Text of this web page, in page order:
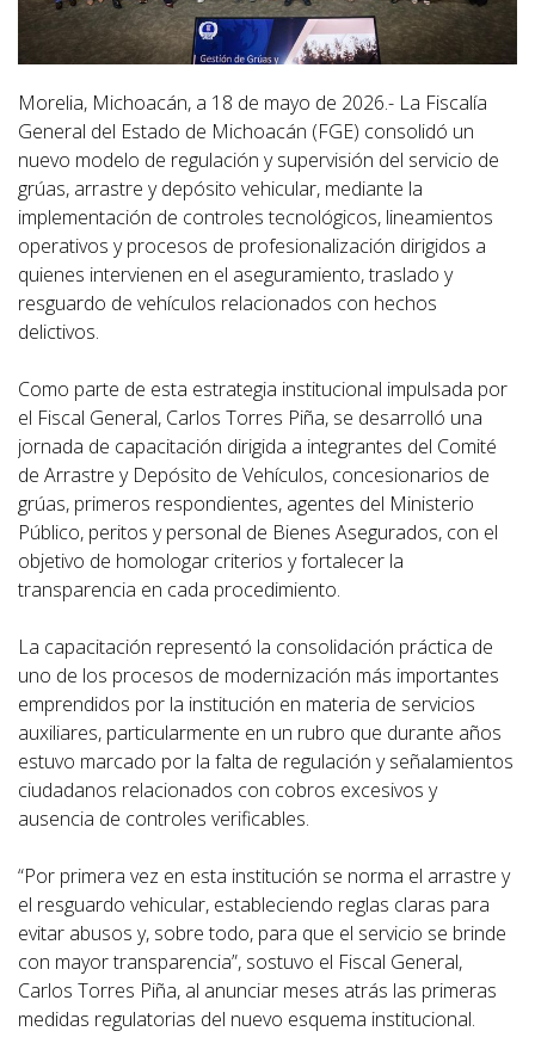
Morelia, Michoacán, a 18 de mayo de 2026.- La Fiscalía
General del Estado de Michoacán (FGE) consolidó un
nuevo modelo de regulación y supervisión del servicio de
grúas, arrastre y depósito vehicular, mediante la
implementación de controles tecnológicos, lineamientos
operativos y procesos de profesionalización dirigidos a
quienes intervienen en el aseguramiento, traslado y
resguardo de vehículos relacionados con hechos
delictivos.
Como parte de esta estrategia institucional impulsada por
el Fiscal General, Carlos Torres Piña, se desarrolló una
jornada de capacitación dirigida a integrantes del Comité
de Arrastre y Depósito de Vehículos, concesionarios de
grúas, primeros respondientes, agentes del Ministerio
Público, peritos y personal de Bienes Asegurados, con el
objetivo de homologar criterios y fortalecer la
transparencia en cada procedimiento.
La capacitación representó la consolidación práctica de
uno de los procesos de modernización más importantes
emprendidos por la institución en materia de servicios
auxiliares, particularmente en un rubro que durante años
estuvo marcado por la falta de regulación y señalamientos
ciudadanos relacionados con cobros excesivos y
ausencia de controles verificables.
“Por primera vez en esta institución se norma el arrastre y
el resguardo vehicular, estableciendo reglas claras para
evitar abusos y, sobre todo, para que el servicio se brinde
con mayor transparencia”, sostuvo el Fiscal General,
Carlos Torres Piña, al anunciar meses atrás las primeras
medidas regulatorias del nuevo esquema institucional.